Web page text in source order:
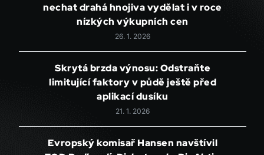
nechat drahá hnojiva vydělat i v roce
nízkých výkupních cen
26. 1. 2026
Skrytá brzda výnosu: Odstraňte
limitující faktory v půdě ještě před
aplikací dusíku
21. 1. 2026
Evropský komisař Hansen navštívil